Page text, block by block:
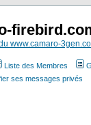
www.camaro-
Liste des Membres
ses messages privés